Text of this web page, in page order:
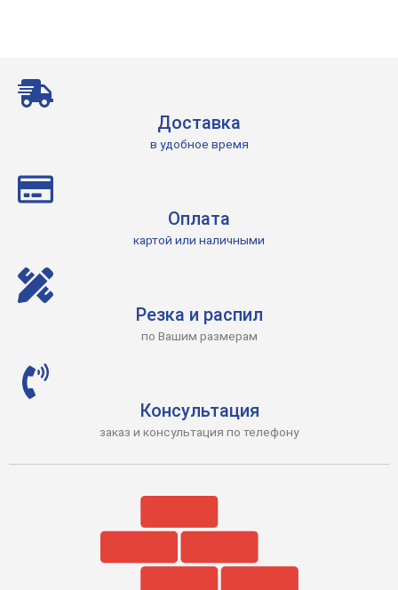
Доставка
в удобное время
Оплата
картой или наличными
Резка и распил
по Вашим размерам
Консультация
заказ и консультация по телефону